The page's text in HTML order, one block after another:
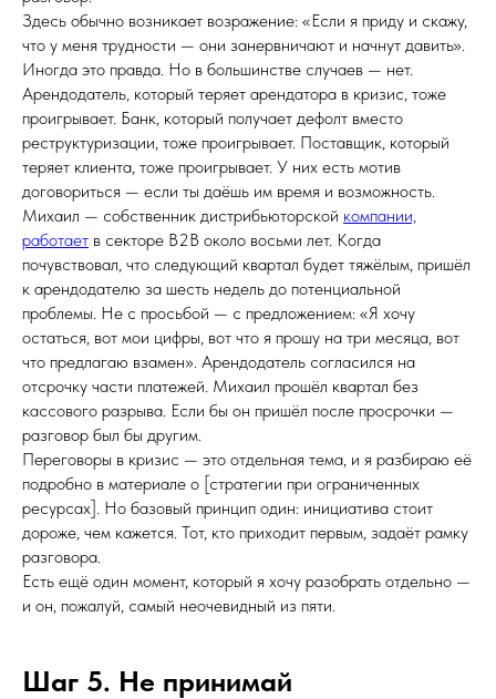
Здесь обычно возникает возражение: «Если я приду и скажу,
что у меня трудности — они занервничают и начнут давить».
Иногда это правда. Но в большинстве случаев — нет.
Арендодатель, который теряет арендатора в кризис, тоже
проигрывает. Банк, который получает дефолт вместо
реструктуризации, тоже проигрывает. Поставщик, который
теряет клиента, тоже проигрывает. У них есть мотив
договориться — если ты даёшь им время и возможность.
Михаил — собственник дистрибьюторской компании,
работает в секторе B2B около восьми лет. Когда
почувствовал, что следующий квартал будет тяжёлым, пришёл
к арендодателю за шесть недель до потенциальной
проблемы. Не с просьбой — с предложением: «Я хочу
остаться, вот мои цифры, вот что я прошу на три месяца, вот
что предлагаю взамен». Арендодатель согласился на
отсрочку части платежей. Михаил прошёл квартал без
кассового разрыва. Если бы он пришёл после просрочки —
разговор был бы другим.
Переговоры в кризис — это отдельная тема, и я разбираю её
подробно в материале о [стратегии при ограниченных
ресурсах]. Но базовый принцип один: инициатива стоит
дороже, чем кажется. Тот, кто приходит первым, задаёт рамку
разговора.
Есть ещё один момент, который я хочу разобрать отдельно —
и он, пожалуй, самый неочевидный из пяти.
Шаг 5. Не принимай